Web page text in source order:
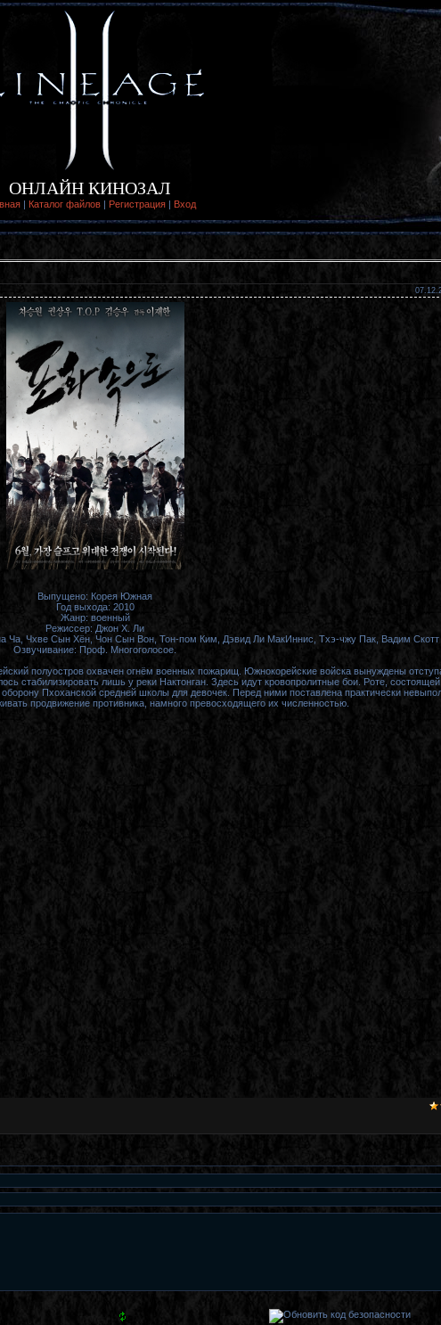
ОНЛАЙН КИНОЗАЛ
| Каталог файлов | Регистрация | Вход
Выпущено: Корея Южная
Год выхода: 2010
Жанр: военный
Режиссер: Джон Х. Ли
Ча, Чхве Сын Хён, Чон Сын Вон, Тон-пом Ким, Дэвид Ли МакИннис, Тхэ-чжу Пак, Вадим Скотт
Озвучивание: Проф. Многоголосое.
полуостров охвачен огнём военных пожарищ. Южнокорейские войска вынуждены
стабилизировать лишь у реки Нактонган. Здесь идут кровопролитные бои. Роте, состоящей
Пхоханской средней школы для девочек. Перед ними поставлена практически
продвижение противника, намного превосходящего их численностью.